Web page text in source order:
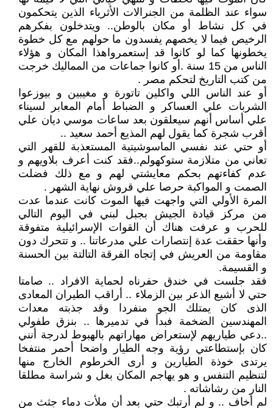
سواء عند الظلمة من الجنرالات الأثرياء الذين يتحكمون
في كل نشاط أو مكان بالوطن.. ويتدخلون بفكرهم
الرخيص فيما لا يخصهم يفسدون ما حولهم مع كل خطوة
يخطونها كما لو كانوا قد إستعمرواهذا المكان و هؤلاء
الناس من 15 سنة .أو كانوا جماعات من المماليك خرجت
من كتب التاريخ لتحكم مصر .
أو عند الناس اللي واكلين تاتورة و مغيبين و بيوزعوا
الشربات علي العساكر و الضباط أمام المعابر لسيناء
علي أساس أنهم سيعلقون بعد ساعات موسي ديان علي
أقرب شجرة كما يقول لهم المذيع أحمد سعيد ..
أو حتي عند نفسي الماسوشيتية المستعذبة للقهر التي
تعاني من متلازمة ستوكهولم..فقد كنت أعرف بلاويهم و
عدم كفاءتهم بحكم معايشتي لهم و مع ذلك فضلت
الصمت و المواكبة حرصا علي قروش نهاية الشهر .
المرة الأولي التي واجهت فيها الموت كانت عندما عدت
من مركز قيادة الجيش بجبل لبني في اليوم التالي
للحرب و عرفت هناك أن القوات الإسرائيلية متفوقة
وأنها حققت عدة إنتصارات علي مدرعاتنا .. و تتحرك دون
مقاومة من العريش في إتجاه الفرقة التالتة بين الحسنة
و القسيمة.
فقد جلست في خندق حفرناه لحماية الافراد .. صامتا
حتي لا أشيع الذعر بين الزملاء .. أراقب الطيران المعادى
الذى كان يمتلك الجو منفردا وقد جذبته معدات
المهندسين الضخمة فبدأ في تدميرها .. بنزق طفولي
..دعي طياريهم لإستعراض مهاراتهم بالهبوط لدرجة أنني
كان بإستطاعتي رؤية وجه الطيار واضحا أحمر منتفخا
يرتدى خوذة الطيارين و أرى الخرطوم الخارج منها
لتنظيم التنفس و هو يهاجم المكان بغل و شراسة مطلقا
النار من رشاشاته .
لم أخاف .. و لم أرتبك حتي بعد أن ملأت دماء جثث من